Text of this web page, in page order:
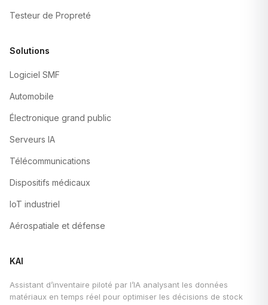
Testeur de Propreté
Solutions
Logiciel SMF
Automobile
Électronique grand public
Serveurs IA
Télécommunications
Dispositifs médicaux
IoT industriel
Aérospatiale et défense
KAI
Assistant d’inventaire piloté par l’IA analysant les données
matériaux en temps réel pour optimiser les décisions de stock